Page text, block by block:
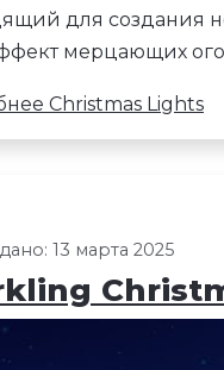
для создания
мерцающих
Christmas Lights
13 марта 2025